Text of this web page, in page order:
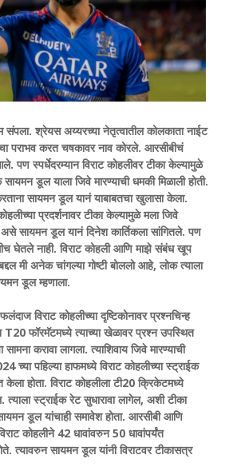
श्रेयस अय्यरच्या नेतृत्वातील कोलकाता नाईट
पराभव करत चषकावर नाव कोरले. आरसीबीचं
स्पर्धेदरम्यान विराट कोहलीवर टीका केल्यामुळे
डूल याला जिवे मारण्याची धमकी मिळाली होती.
सायमन डूल यानं याबाबतचा खुलासा केला.
प्रदर्शनावर टीका केल्यामुळे मला जिवे
असे सायमन डूल यानं दिनेश कार्तिकला सांगितले. पण
घेतले नाही. विराट कोहली आणि माझे संबंध खूप
मी अनेक चांगल्या गोष्टी बोललो आहे, लोक त्याला
डूल म्हणाला.
विराट कोहलीच्या दृष्टिकोनावर प्रश्नचिन्ह
फॉरमॅटमध्ये त्याच्या खेळावर प्रश्न उपस्थित
करावा लागला. त्याशिवाय जिवे मारण्याची
च्या पहिल्या हाफमध्ये विराट कोहलीच्या स्ट्राईक
होता. विराट कोहलीला टी20 क्रिकेटमध्ये
त्याला स्ट्राईक रेट सुधारावा लागेल, अशी टीका
डूल यांचाही समावेश होता. आरसीबी आणि
कोहलीने 42 धावांवरुन 50 धावांपर्यंत
त्यावरुन सायमन डूल यांनी विराटवर टीकासत्र